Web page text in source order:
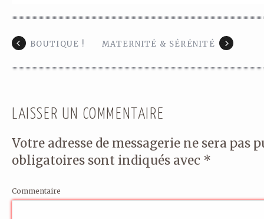
BOUTIQUE ! MATERNITÉ & SÉRÉNITÉ
LAISSER UN COMMENTAIRE
Votre adresse de messagerie ne sera pas
obligatoires sont indiqués avec *
Commentaire